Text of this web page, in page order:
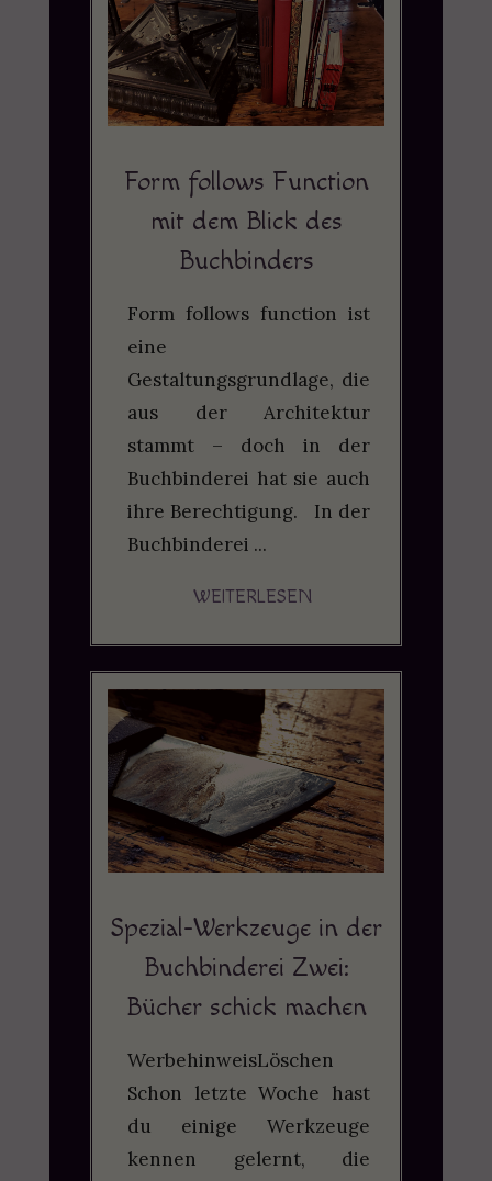
Form follows Function
mit dem Blick des
Buchbinders
Form follows function ist
eine
Gestaltungsgrundlage, die
aus der Architektur
stammt – doch in der
Buchbinderei hat sie auch
ihre Berechtigung. In der
Buchbinderei ...
WEITERLESEN
Spezial-Werkzeuge in der
Buchbinderei Zwei:
Bücher schick machen
WerbehinweisLöschen
Schon letzte Woche hast
du einige Werkzeuge
kennen gelernt, die